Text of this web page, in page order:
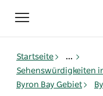
Toggle
navigation
Startseite
...
Sehenswürdigkeiten
Byron Bay Gebiet